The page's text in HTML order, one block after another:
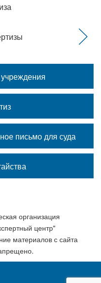
письмо для суда
организация
центр"
материалов с сайта